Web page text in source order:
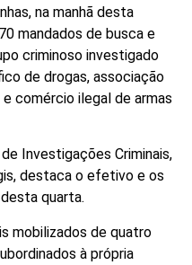
na manhã desta
mandados de busca e
criminoso investigado
de drogas, associação
comércio ilegal de armas
Investigações Criminais,
destaca o efetivo e os
quarta.
mobilizados de quatro
à própria